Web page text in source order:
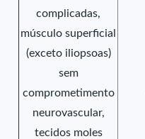
complicadas,
músculo superficial
(exceto iliopsoas)
sem
comprometimento
neurovascular,
tecidos moles